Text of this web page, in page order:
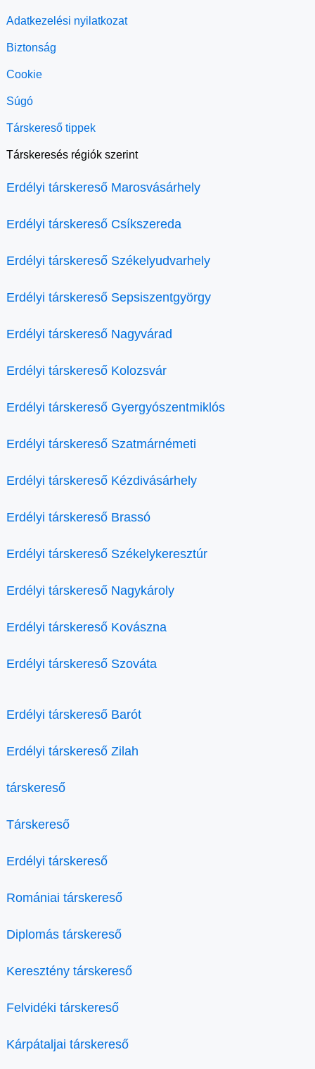
Adatkezelési nyilatkozat
Biztonság
Cookie
Súgó
Társkereső tippek
Társkeresés régiók szerint
Erdélyi társkereső Marosvásárhely
Erdélyi társkereső Csíkszereda
Erdélyi társkereső Székelyudvarhely
Erdélyi társkereső Sepsiszentgyörgy
Erdélyi társkereső Nagyvárad
Erdélyi társkereső Kolozsvár
Erdélyi társkereső Gyergyószentmiklós
Erdélyi társkereső Szatmárnémeti
Erdélyi társkereső Kézdivásárhely
Erdélyi társkereső Brassó
Erdélyi társkereső Székelykeresztúr
Erdélyi társkereső Nagykároly
Erdélyi társkereső Kovászna
Erdélyi társkereső Szováta
Erdélyi társkereső Barót
Erdélyi társkereső Zilah
társkereső
Társkereső
Erdélyi társkereső
Romániai társkereső
Diplomás társkereső
Keresztény társkereső
Felvidéki társkereső
Kárpátaljai társkereső